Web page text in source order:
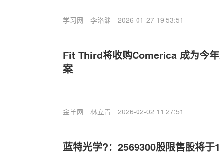
学习网 李洛渊 2026-01-27 19:53:51
Fit Third将收购Comerica 成为今
案
金羊网 林立青 2026-02-02 11:27:51
蓝特光学?：2569300股限售股将于